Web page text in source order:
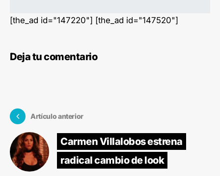
[the_ad id="147220"] [the_ad id="147520"]
Deja tu comentario
Artículo anterior
Carmen Villalobos estrena
radical cambio de look